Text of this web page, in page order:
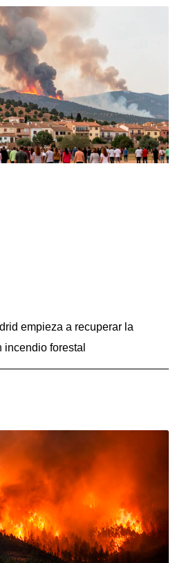
empieza a recuperar la
forestal